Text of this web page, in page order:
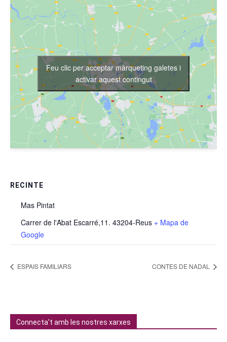
RECINTE
Mas Pintat
Carrer de l'Abat Escarré,11. 43204-Reus + Mapa de
Google
Feu clic per acceptar màrqueting galetes i
activar aquest contingut
ESPAIS FAMILIARS CONTES DE NADAL
Connecta't amb les nostres xarxes